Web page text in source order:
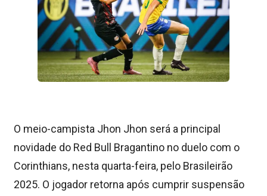
O meio-campista Jhon Jhon será a principal
novidade do Red Bull Bragantino no duelo com o
Corinthians, nesta quarta-feira, pelo Brasileirão
2025. O jogador retorna após cumprir suspensão